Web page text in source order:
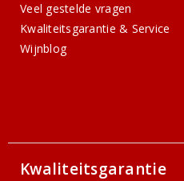
Veel gestelde vragen
Kwaliteitsgarantie & Service
Wijnblog
Kwaliteitsgarantie